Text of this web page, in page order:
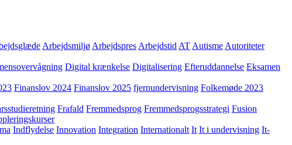
Arbejdsmiljø Arbejdspres Arbejdstid AT Autisme Autoriteter
Digital krænkelse Digitalisering Efteruddannelse Eksamen
Finanslov 2024 Finanslov 2025 fjernundervisning Folkemøde 2023
Frafald Fremmedsprog Fremmedsprogsstrategi Fusion
Indflydelse Innovation Integration Internationalt It It i undervisning It-